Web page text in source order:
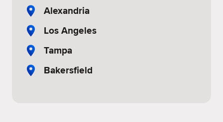
Alexandria
Los Angeles
Tampa
Bakersfield